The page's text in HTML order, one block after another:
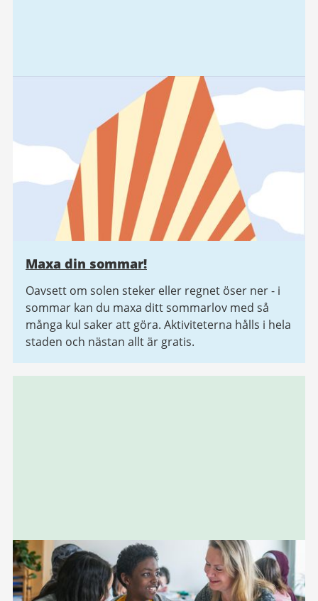
Maxa din sommar!
Oavsett om solen steker eller regnet öser ner - i
sommar kan du maxa ditt sommarlov med så
många kul saker att göra. Aktiviteterna hålls i hela
staden och nästan allt är gratis.